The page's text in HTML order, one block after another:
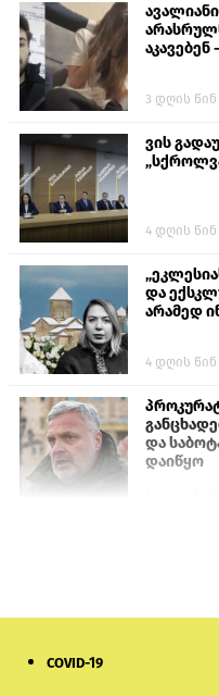
3 დღის წინ
ვის
4 დღის წინ
და
არამედ
4 დღის წინ
და
დაიწყო
COVID-19